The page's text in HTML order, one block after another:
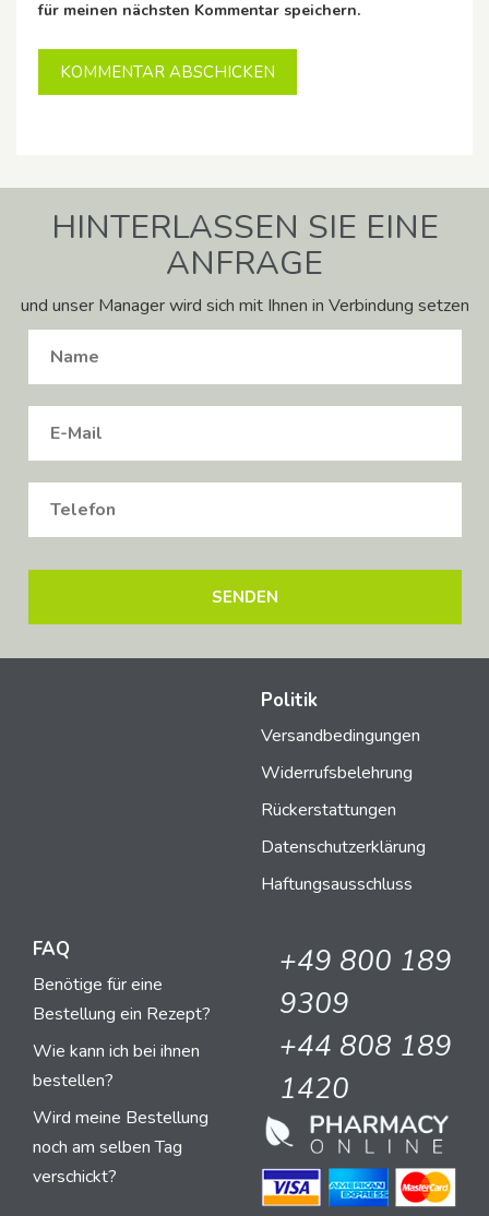
für meinen nächsten Kommentar speichern.
HINTERLASSEN SIE EINE
ANFRAGE
und unser Manager wird sich mit Ihnen in Verbindung setzen
Politik
Versandbedingungen
Widerrufsbelehrung
Rückerstattungen
Datenschutzerklärung
Haftungsausschluss
FAQ
Benötige für eine
Bestellung ein Rezept?
Wie kann ich bei ihnen
bestellen?
Wird meine Bestellung
noch am selben Tag
verschickt?
+49 800 189
9309
+44 808 189
1420